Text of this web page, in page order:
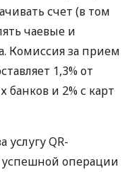
счет (в том
чаевые и
Комиссия за прием
1,3% от
банков и 2% с карт
услугу QR-
успешной операции